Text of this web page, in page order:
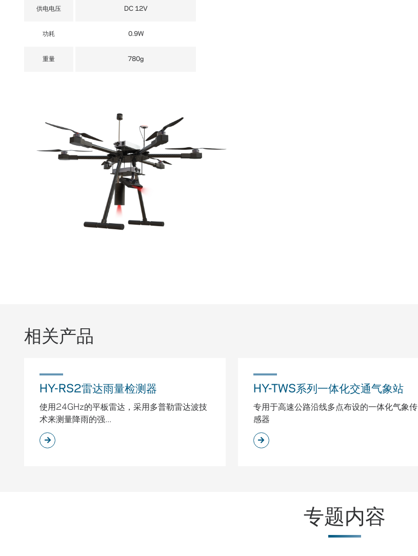
供电电压 DC 12V
功耗 0.9W
重量 780g
相关产品
HY-RS2雷达雨量检测器
使用24GHz的平板雷达，采用多普勒雷达波技
术来测量降雨的强...
HY-TWS系列一体化交通气象站
专用于高速公路沿线多点布设的一体化气象传
感器
专题内容